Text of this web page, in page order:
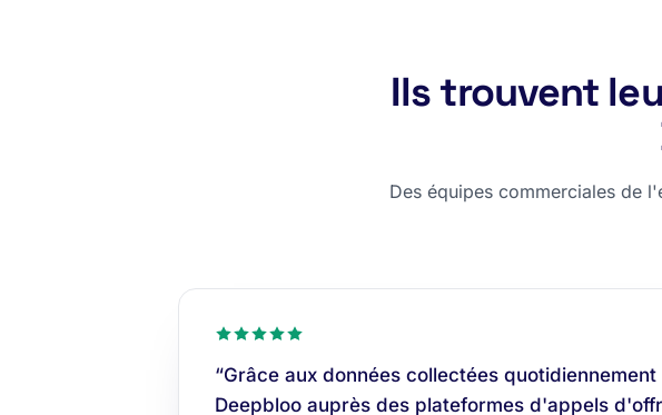
Ils trouvent
Des équipes commerciales de
“Grâce aux données collectées
Deepbloo auprès des plateformes d'appels